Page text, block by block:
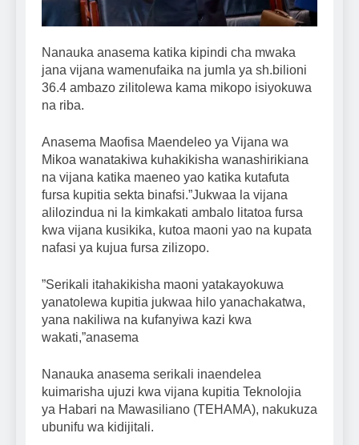
Nanauka anasema katika kipindi cha mwaka
jana vijana wamenufaika na jumla ya sh.bilioni
36.4 ambazo zilitolewa kama mikopo isiyokuwa
na riba.
Anasema Maofisa Maendeleo ya Vijana wa
Mikoa wanatakiwa kuhakikisha wanashirikiana
na vijana katika maeneo yao katika kutafuta
fursa kupitia sekta binafsi.”Jukwaa la vijana
alilozindua ni la kimkakati ambalo litatoa fursa
kwa vijana kusikika, kutoa maoni yao na kupata
nafasi ya kujua fursa zilizopo.
”Serikali itahakikisha maoni yatakayokuwa
yanatolewa kupitia jukwaa hilo yanachakatwa,
yana nakiliwa na kufanyiwa kazi kwa
wakati,”anasema
Nanauka anasema serikali inaendelea
kuimarisha ujuzi kwa vijana kupitia Teknolojia
ya Habari na Mawasiliano (TEHAMA), nakukuza
ubunifu wa kidijitali.